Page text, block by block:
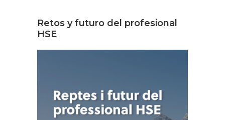
Retos y futuro del profesional
HSE